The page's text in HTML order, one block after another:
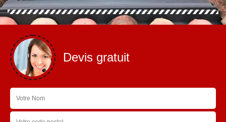
Devis gratuit